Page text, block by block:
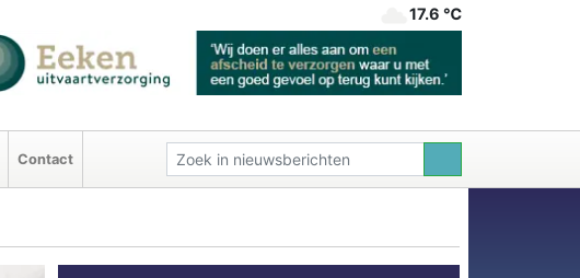
17.6 ℃
Contact